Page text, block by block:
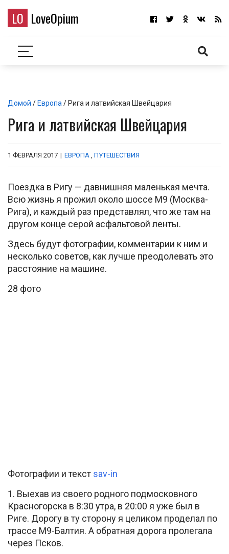
LO LoveOpium
Домой / Европа / Рига и латвийская Швейцария
Рига и латвийская Швейцария
1 ФЕВРАЛЯ 2017 | ЕВРОПА , ПУТЕШЕСТВИЯ
Поездка в Ригу — давнишняя маленькая мечта.
Всю жизнь я прожил около шоссе М9 (Москва-
Рига), и каждый раз представлял, что же там на
другом конце серой асфальтовой ленты.
Здесь будут фотографии, комментарии к ним и
несколько советов, как лучше преодолевать это
расстояние на машине.
28 фото
Фотографии и текст sav-in
1. Выехав из своего родного подмосковного
Красногорска в 8:30 утра, в 20:00 я уже был в
Риге. Дорогу в ту сторону я целиком проделал по
трассе М9-Балтия. А обратная дорога пролегала
через Псков.